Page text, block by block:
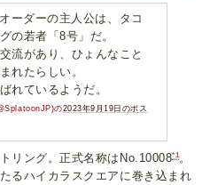
ーダーの主人公は、タコ
の若者「8号」だ。
流があり、ひょんなこと
れたらしい。
れているようだ。
の2023年9月19日のポス
リング。正式名称はNo.10008*1。
るハイカラスクエアに巻き込まれ